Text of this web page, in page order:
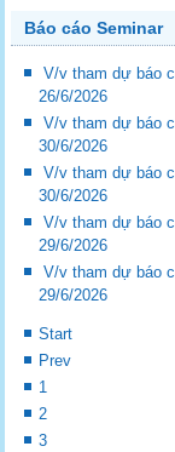
Báo cáo Seminar
V/v tham dự báo
26/6/2026
V/v tham dự báo
30/6/2026
V/v tham dự báo
30/6/2026
V/v tham dự báo
29/6/2026
V/v tham dự báo
29/6/2026
Start
Prev
1
2
3